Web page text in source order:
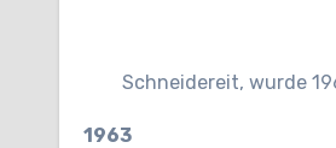
Schneidereit, wurde
1963